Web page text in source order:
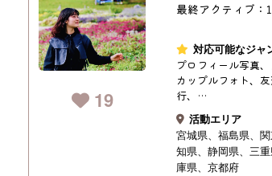
19
最終アクティブ：
対応可能なジャ
プロフィール写真、
カップルフォト、
行、…
活動エリア
宮城県
福島県
知県
静岡県 三
庫県
京都府